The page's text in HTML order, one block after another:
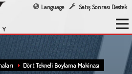
Language Satış Sonrası Destek
Dört Tekneli Boylama Makinası